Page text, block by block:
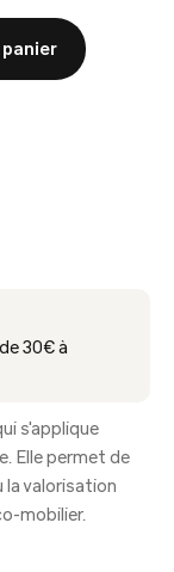
30€ à
s'applique
Elle permet de
la valorisation
mobilier.